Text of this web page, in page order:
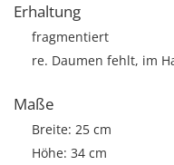
Erhaltung
fragmentiert
re. Daumen fehlt, im
Maße
Breite: 25 cm
Höhe: 34 cm